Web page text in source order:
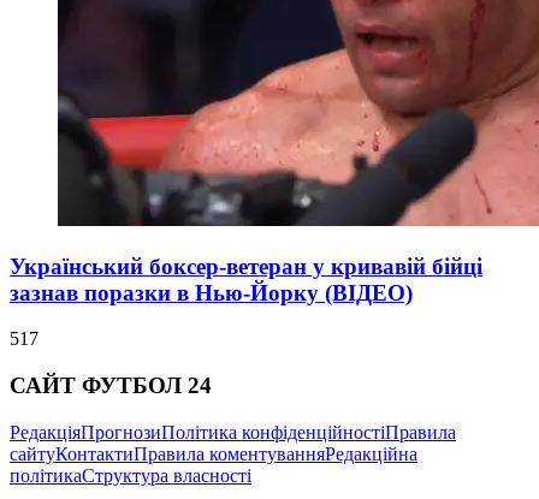
Український боксер-ветеран у кривавій бійці
зазнав поразки в Нью-Йорку (ВІДЕО)
517
САЙТ ФУТБОЛ 24
РедакціяПрогнозиПолітика конфіденційностіПравила
сайтуКонтактиПравила коментуванняРедакційна
політикаСтруктура власності